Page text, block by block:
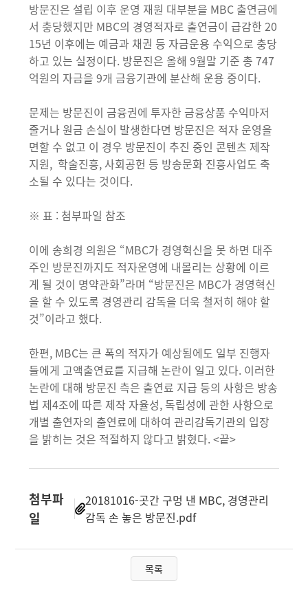
방문진은 설립 이후 운영 재원 대부분을 MBC 출연금에
서 충당했지만 MBC의 경영적자로 출연금이 급감한 20
15년 이후에는 예금과 채권 등 자금운용 수익으로 충당
하고 있는 실정이다. 방문진은 올해 9월말 기준 총 747
억원의 자금을 9개 금융기관에 분산해 운용 중이다.
문제는 방문진이 금융권에 투자한 금융상품 수익마저
줄거나 원금 손실이 발생한다면 방문진은 적자 운영을
면할 수 없고 이 경우 방문진이 추진 중인 콘텐츠 제작
지원, 학술진흥, 사회공헌 등 방송문화 진흥사업도 축
소될 수 있다는 것이다.
※ 표 : 첨부파일 참조
이에 송희경 의원은 “MBC가 경영혁신을 못 하면 대주
주인 방문진까지도 적자운영에 내몰리는 상황에 이르
게 될 것이 명약관화”라며 “방문진은 MBC가 경영혁신
을 할 수 있도록 경영관리 감독을 더욱 철저히 해야 할
것”이라고 했다.
한편, MBC는 큰 폭의 적자가 예상됨에도 일부 진행자
들에게 고액출연료를 지급해 논란이 일고 있다. 이러한
논란에 대해 방문진 측은 출연료 지급 등의 사항은 방송
법 제4조에 따른 제작 자율성, 독립성에 관한 사항으로
개별 출연자의 출연료에 대하여 관리감독기관의 입장
을 밝히는 것은 적절하지 않다고 밝혔다. <끝>
첨부파
일
20181016-곳간 구멍 낸 MBC, 경영관리
감독 손 놓은 방문진.pdf
목록